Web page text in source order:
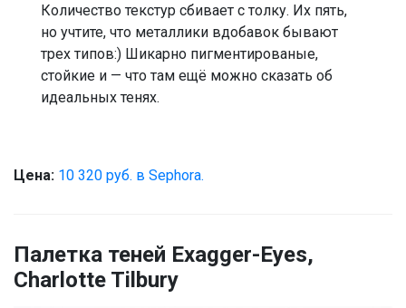
Количество текстур сбивает с толку. Их пять,
но учтите, что металлики вдобавок бывают
трех типов:) Шикарно пигментированые,
стойкие и — что там ещё можно сказать об
идеальных тенях.
Цена: 10 320 руб. в Sephora.
Палетка теней Exagger-Eyes,
Charlotte Tilbury